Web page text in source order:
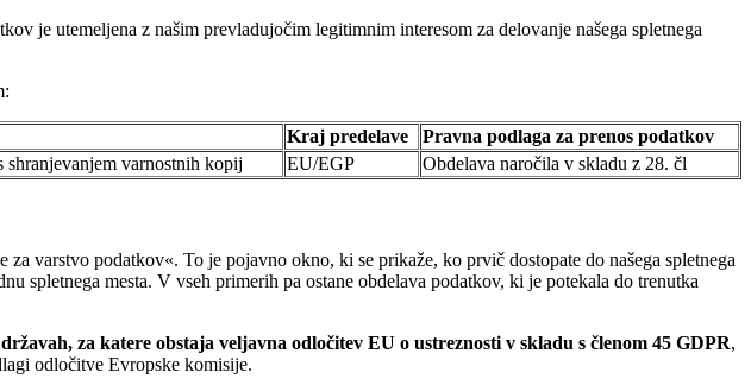
je utemeljena z našim prevladujočim legitimnim interesom za delovanje našega spletnega
Kraj predelave
Pravna podlaga za prenos podatkov
varnostnih kopij EU/EGP Obdelava naročila v skladu z 28. čl
varstvo podatkov«. To je pojavno okno, ki se prikaže, ko prvič dostopate do našega spletnega
spletnega mesta. V vseh primerih pa ostane obdelava podatkov, ki je potekala do trenutka
državah, za katere obstaja veljavna odločitev EU o ustreznosti v skladu s členom 45 GDPR,
odločitve Evropske komisije.